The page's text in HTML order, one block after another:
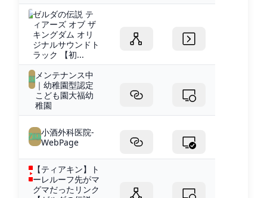
ゼルダの伝説 テ
ィアーズ オブ ザ
キングダム オリ
ジナルサウンドト
ラック 【初...
メンテナンス中
｜幼稚園型認定
こども園大福幼
稚園
小酒外科医院-
WebPage
【ティアキン】ト
ーレルーフ先がマ
グマだったリンク